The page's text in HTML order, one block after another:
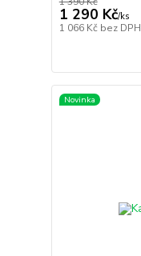
1 290 Kč/ks
1 066 Kč bez DPH
Novinka